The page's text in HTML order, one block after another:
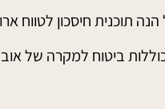
תוכנית חיסכון
ביטוח למקרה של